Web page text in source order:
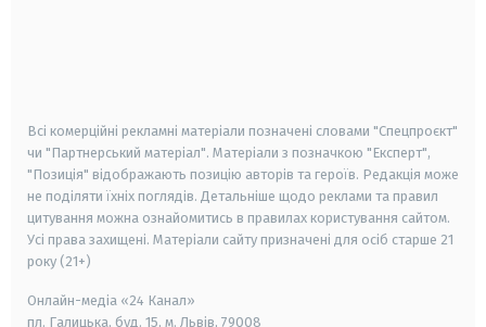
Всі комерційні рекламні матеріали позначені словами "Спецпроєкт"
чи "Партнерський матеріал". Матеріали з позначкою "Експерт",
"Позиція" відображають позицію авторів та героїв. Редакція може
не поділяти їхніх поглядів. Детальніше щодо реклами та правил
цитування можна ознайомитись в правилах користування сайтом.
Усі права захищені. Матеріали сайту призначені для осіб старше 21
року (21+)
Онлайн-медіа «24 Канал»
пл. Галицька, буд. 15, м. Львів, 79008